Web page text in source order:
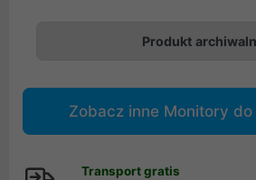
Produkt
Zobacz inne Monitory
Transport gratis